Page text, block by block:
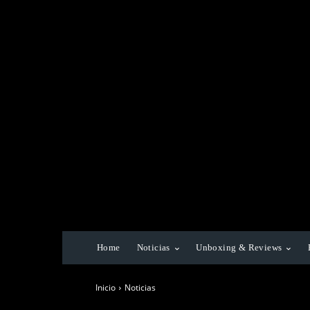
Home Noticias Unboxing & Reviews
Inicio Noticias